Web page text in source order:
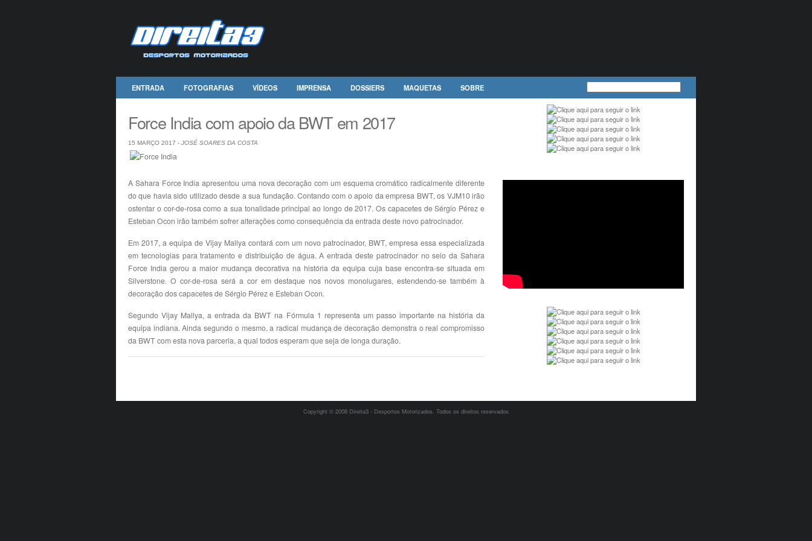
ENTRADA FOTOGRAFIAS VÍDEOS IMPRENSA DOSSIERS MAQUETAS SOBRE
Force India com apoio da BWT em 2017
15 MARÇO 2017 - JOSÉ SOARES DA COSTA
A Sahara Force India apresentou uma nova decoração com um esquema cromático radicalmente diferente
do que havia sido utilizado desde a sua fundação. Contando com o apoio da empresa BWT, os VJM10 irão
ostentar o cor-de-rosa como a sua tonalidade principal ao longo de 2017. Os capacetes de Sérgio Pérez e
Esteban Ocon irão também sofrer alterações como consequência da entrada deste novo patrocinador.
Em 2017, a equipa de Vijay Mallya contará com um novo patrocinador, BWT, empresa essa especializada
em tecnologias para tratamento e distribuição de água. A entrada deste patrocinador no seio da Sahara
Force India gerou a maior mudança decorativa na história da equipa cuja base encontra-se situada em
Silverstone. O cor-de-rosa será a cor em destaque nos novos monolugares, estendendo-se também à
decoração dos capacetes de Sérgio Pérez e Esteban Ocon.
Segundo Vijay Mallya, a entrada da BWT na Fórmula 1 representa um passo importante na história da
equipa indiana. Ainda segundo o mesmo, a radical mudança de decoração demonstra o real compromisso
da BWT com esta nova parceria, a qual todos esperam que seja de longa duração.
Copyright © 2008 Direita3 - Desportos Motorizados. Todos os direitos reservados